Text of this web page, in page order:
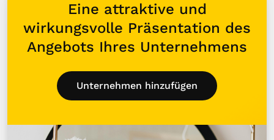
Eine attraktive und
wirkungsvolle Präsentation des
Angebots Ihres Unternehmens
Unternehmen hinzufügen